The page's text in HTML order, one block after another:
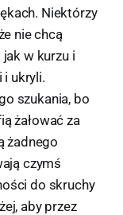
Niektórzy
nie chcą
w kurzu i
i ukryli.
szukania, bo
żałować za
żadnego
czymś
do skruchy
aby przez